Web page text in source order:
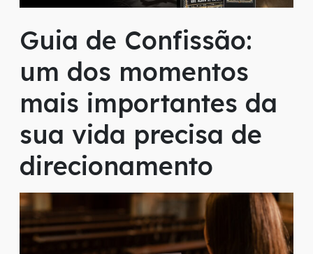
Guia de Confissão:
um dos momentos
mais importantes da
sua vida precisa de
direcionamento